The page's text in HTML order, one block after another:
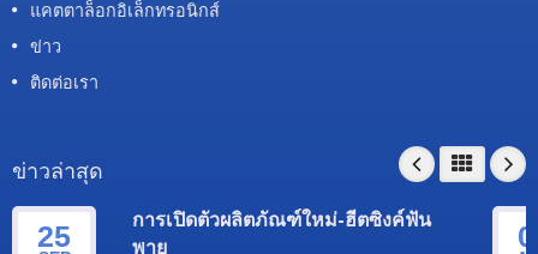
แคตตาล็อกอิเล็กทรอนิกส์
ข่าว
ติดต่อเรา
ข่าวล่าสุด
25
การเปิดตัวผลิตภัณฑ์ใหม่-ฮีตซิงค์ฟัน
พาย